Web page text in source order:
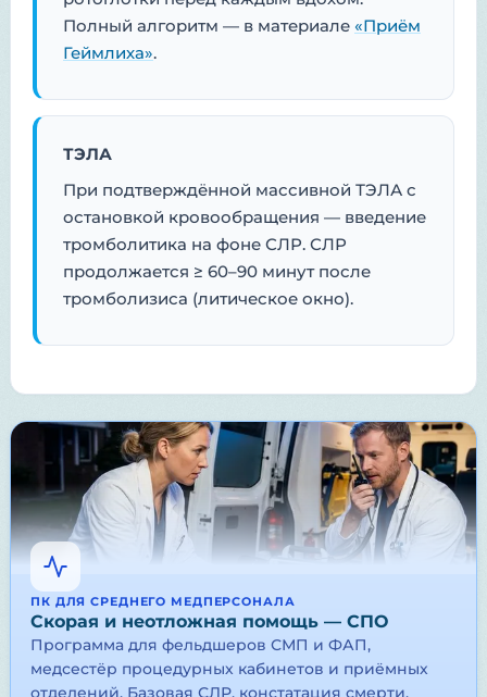
Полный алгоритм — в материале «Приём
Геймлиха».
ТЭЛА
При подтверждённой массивной ТЭЛА с
остановкой кровообращения — введение
тромболитика на фоне СЛР. СЛР
продолжается ≥ 60–90 минут после
тромболизиса (литическое окно).
ПК ДЛЯ СРЕДНЕГО МЕДПЕРСОНАЛА
Скорая и неотложная помощь — СПО
Программа для фельдшеров СМП и ФАП,
медсестёр процедурных кабинетов и приёмных
отделений. Базовая СЛР, констатация смерти,